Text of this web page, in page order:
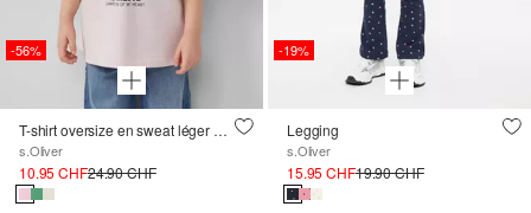
-56%
T-shirt oversize en sweat léger avec imprimé sur le devant
s.Oliver
10.95 CHF24.90 CHF
-19%
Legging
s.Oliver
15.95 CHF19.90 CHF